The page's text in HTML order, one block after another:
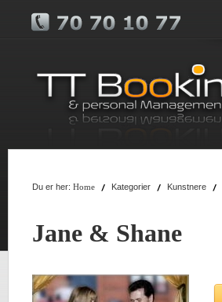
Du er her: Home Kategorier Kunstnere
Jane & Shane